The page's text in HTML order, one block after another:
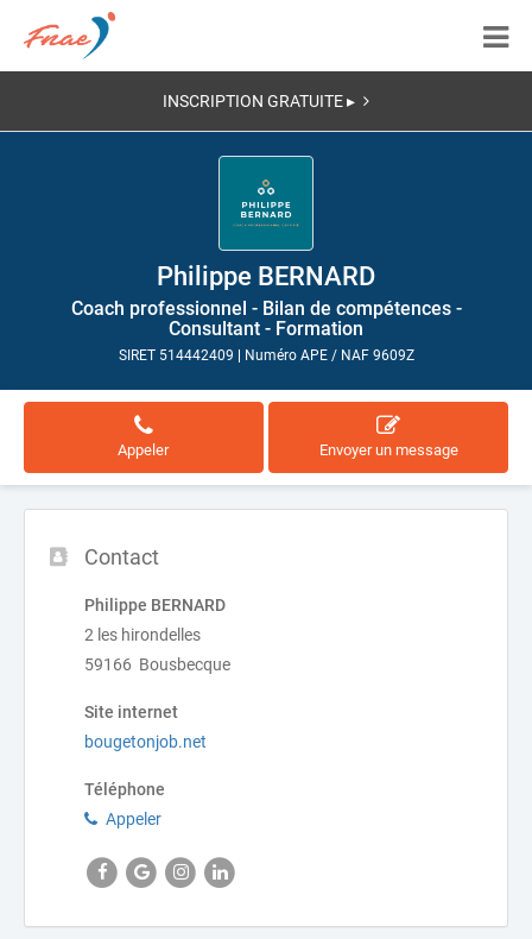
INSCRIPTION GRATUITE ▸
Philippe BERNARD
Coach professionnel - Bilan de compétences -
Consultant - Formation
SIRET 514442409 Numéro APE / NAF 9609Z
Appeler Envoyer un message
Contact
Philippe BERNARD
2 les hirondelles
59166 Bousbecque
Site internet
bougetonjob.net
Téléphone
Appeler